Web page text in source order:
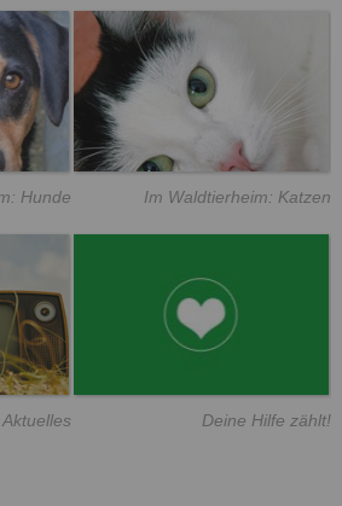
Hunde Im Waldtierheim: Katzen
Aktuelles Deine Hilfe zählt!